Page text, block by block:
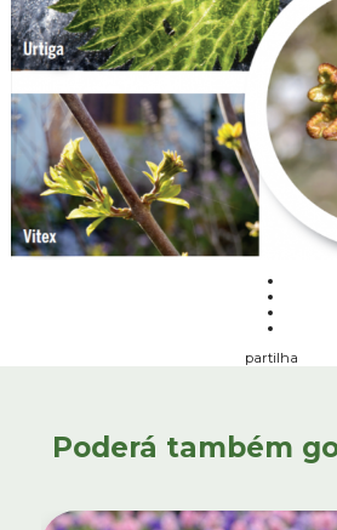
partilha
Poderá também